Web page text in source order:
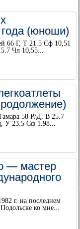
года (юноши)
66 Г, Т 21.5 Сф 10,51
Чл 10,55...
58 Р/Д, В 25.7
У 23.5 Сф 1.98...
— мастер
г. на последнем
ко мне...